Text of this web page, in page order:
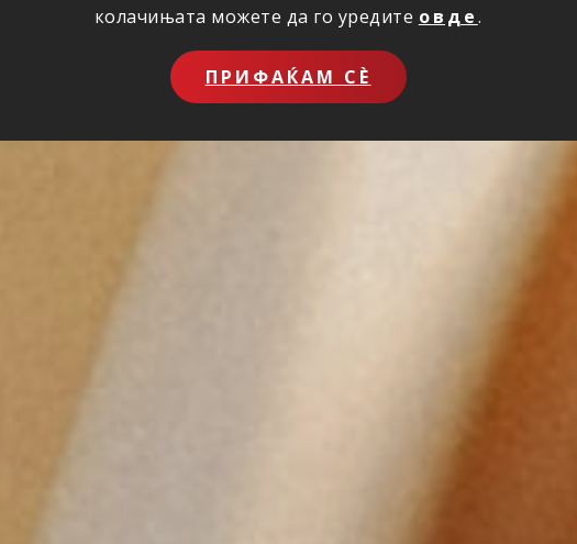
колачињата можете да го уредите овде.
ПРИФАЌАМ СЀ